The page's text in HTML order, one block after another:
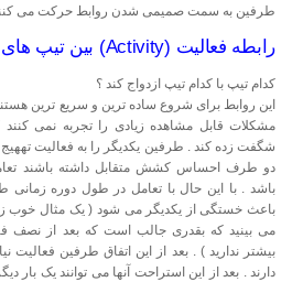
طرفین به سمت صمیمی شدن روابط حرکت می
رابطه فعالیت (Activity) بین تیپ های شخصیتی
کدام تیپ با کدام تیپ ازدواج کند ؟
این روابط برای شروع ساده ترین و سریع ترین
مشکلات قابل مشاهده زیادی را تجربه نمی کنند
شگفت زده کند . طرفین یکدیگر را به فعالیت
دو طرف احساس کشش متقابل داشته باشند
باشد . با این حال با تعامل در طول دوره
باعث خستگی از یکدیگر می شود ( یک مثال خوب
می بینید که بقدری جالب است که بعد از نصف
بیشتر ندارید ) . بعد از این اتفاق طرفین فعالیت
دارند . بعد از این استراحت آنها می توانند یک بار